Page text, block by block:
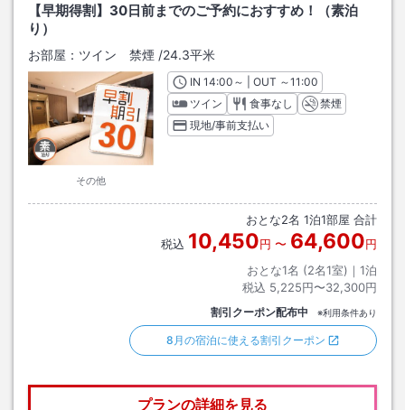
【早期得割】30日前までのご予約におすすめ！（素泊
り）
お部屋： ツイン 禁煙 /24.3平米
その他
INチェックイン
14:00 ～ | OUT チェックアウト
～11:00
ツイン
食事なし
禁煙
現地/事前支払い
おとな2名 1泊1部屋 合計
税込 10,450円 〜 64,600円
おとな1名 (2名1室)｜ 1泊
税込 5,225円〜32,300円
割引クーポン配布中 ※利用条件あり
8月の宿泊に使える割引クーポン
プランの詳細を見る